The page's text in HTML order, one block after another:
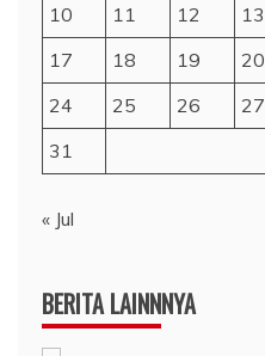
10
11 12 13
17
18 19 20
24
25 26 27
31
« Jul
BERITA LAINNNYA